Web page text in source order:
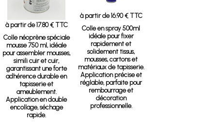
à partir de 17.80 € TTC
Colle néoprène spéciale
mousse 750 ml, idéale
pour assembler mousses,
simili cuir et cuir,
garantissant une forte
adhérence durable en
tapisserie et
ameublement.
Application en double
encollage, séchage
rapide.
à partir de 16.90 € TTC
Colle en spray 500ml
idéale pour fixer
rapidement et
solidement tissus,
mousses, cartons et
matériaux de tapisserie.
Application précise et
réglable, parfaite pour
rembourrage et
décoration
professionnelle.